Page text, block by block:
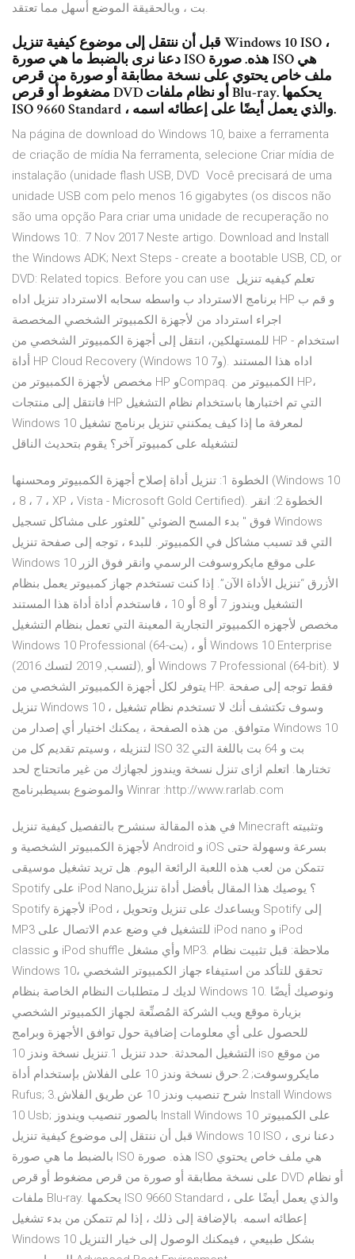
بت ، وبالحقيقة الموضع أسهل مما تعتقد.
قبل أن ننتقل إلى موضوع كيفية تنزيل Windows 10 ISO ،
دعنا نرى بالضبط ما هي صورة ISO هذه. صورة ISO هي
ملف خاص يحتوي على نسخة مطابقة أو صورة من قرص
مضغوط أو قرص DVD أو نظام ملفات Blu-ray. يحكمها
ISO 9660 Standard ، والذي يعمل أيضًا على إعطائه اسمه.
Na página de download do Windows 10, baixe a ferramenta
de criação de mídia Na ferramenta, selecione Criar mídia de
instalação (unidade flash USB, DVD Você precisará de uma
unidade USB com pelo menos 16 gigabytes (os discos não
são uma opção Para criar uma unidade de recuperação no
Windows 10:. 7 Nov 2017 Neste artigo. Download and Install
the Windows ADK; Next Steps - create a bootable USB, CD, or
DVD: Related topics. Before you can use تعلم كيفيه تنزيل
برنامج الاسترداد ب واسطه سحابه الاسترداد تنزيل اداه HP و قم ب
اجراء استرداد من لأجهزة الكمبيوتر الشخصي المخصصة
للمستهلكين، انتقل إلى أجهزة الكمبيوتر الشخصي من HP - استخدام
أداة HP Cloud Recovery (‏Windows 10 و7). اداه هذا المستند
مخصص لأجهزة الكمبيوتر من HP وCompaq. الكمبيوتر من HP،
فانتقل إلى منتجات HP التي تم اختبارها باستخدام نظام التشغيل
Windows 10 لمعرفة ما إذا كيف يمكنني تنزيل برنامج تشغيل
لتشغيله على كمبيوتر آخر؟ يقوم بتحديث الناقل
الخطوة 1: تنزيل أداة إصلاح أجهزة الكمبيوتر ومحسنها (Windows 10
، 8 ، 7 ، XP ، Vista - Microsoft Gold Certified). الخطوة 2: انقر
فوق " بدء المسح الضوئي "للعثور على مشاكل تسجيل Windows
التي قد تسبب مشاكل في الكمبيوتر. للبدء ، توجه إلى صفحة تنزيل
Windows 10 على موقع مايكروسوفت الرسمي وانقر فوق الزر
الأزرق “تنزيل الأداة الآن”. إذا كنت تستخدم جهاز كمبيوتر يعمل بنظام
التشغيل ويندوز 7 أو 8 أو 10 ، فاستخدم أداة أداة هذا المستند
مخصص لأجهزه الكمبيوتر التجارية المعينة التي تعمل بنظام التشغيل
Windows 10 Professional (64-بت) ، أو Windows 10 Enterprise
(2016 لتسب, 2019 لتسك), أو Windows 7 Professional (64-bit). لا
يتوفر لكل أجهزة الكمبيوتر الشخصي من HP. فقط توجه إلى صفحة
تنزيل Windows 10 ، وسوف تكتشف أنك لا تستخدم نظام تشغيل
متوافق. من هذه الصفحة ، يمكنك اختيار أي إصدار من Windows 10
لتنزيله ، وسيتم تقديم كل من ISO 32 بت و 64 بت باللغة التي
تختارها. اتعلم ازاى تنزل نسخة ويندوز لجهازك من غير ماتحتاج لحد
والموضوع بسيطبرنامج Winrar :http://www.rarlab.com
في هذه المقالة سنشرح بالتفصيل كيفية تنزيل Minecraft وتثبيته
لأجهزة الكمبيوتر الشخصية و Android و iOS بسرعة وسهولة حتى
تتمكن من لعب هذه اللعبة الرائعة اليوم. هل تريد تشغيل موسيقى
Spotify على iPod Nano؟ يوصيك هذا المقال بأفضل أداة تنزيل
Spotify لأجهزة iPod ، ويساعدك على تنزيل وتحويل Spotify إلى
MP3 للتشغيل في وضع عدم الاتصال على iPod nano و iPod
classic و iPod shuffle وأي مشغل MP3. ملاحظة: قبل تثبيت نظام
Windows 10، تحقق للتأكد من استيفاء جهاز الكمبيوتر الشخصي
لديك لـ متطلبات النظام الخاصة بنظام Windows 10. ونوصيك أيضًا
بزيارة موقع ويب الشركة المُصنِّعة لجهاز الكمبيوتر الشخصي
للحصول على أي معلومات إضافية حول توافق الأجهزة وبرامج
التشغيل المحدثة. حدد تنزيل 1.تنزيل نسخة وندز 10 iso من موقع
مايكروسوفت; 2.حرق نسخة وندز 10 على الفلاش بإستخدام أداة
Rufus; 3.شرح تنصيب وندز 10 عن طريق الفلاش Install Windows
10 Usb; بالصور تنصيب ويندوز Install Windows 10 على الكمبيوتر
قبل أن ننتقل إلى موضوع كيفية تنزيل Windows 10 ISO ، دعنا نرى
بالضبط ما هي صورة ISO هذه. صورة ISO هي ملف خاص يحتوي
على نسخة مطابقة أو صورة من قرص مضغوط أو قرص DVD أو نظام
ملفات Blu-ray. يحكمها ISO 9660 Standard ، والذي يعمل أيضًا على
إعطائه اسمه. بالإضافة إلى ذلك ، إذا لم تتمكن من بدء تشغيل
Windows 10 بشكل طبيعي ، فيمكنك الوصول إلى خيار التنزيل